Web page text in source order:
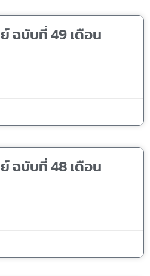
ฉบับที่ 49 เดือน
ฉบับที่ 48 เดือน